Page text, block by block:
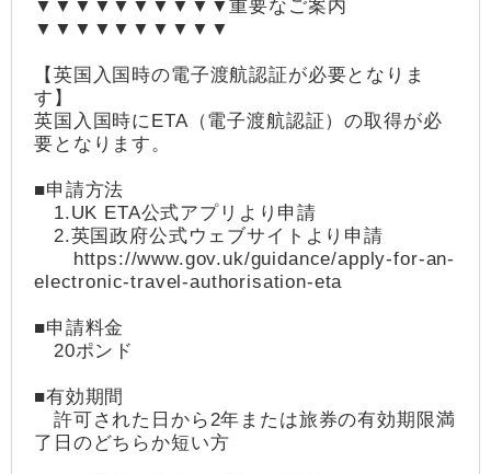
▼▼▼▼▼▼▼▼▼▼重要なご案内
▼▼▼▼▼▼▼▼▼▼
【英国入国時の電子渡航認証が必要となりま
す】
英国入国時にETA（電子渡航認証）の取得が必
要となります。
■申請方法
1.UK ETA公式アプリより申請
2.英国政府公式ウェブサイトより申請
https://www.gov.uk/guidance/apply-for-an-
electronic-travel-authorisation-eta
■申請料金
20ポンド
■有効期間
許可された日から2年または旅券の有効期限満
了日のどちらか短い方